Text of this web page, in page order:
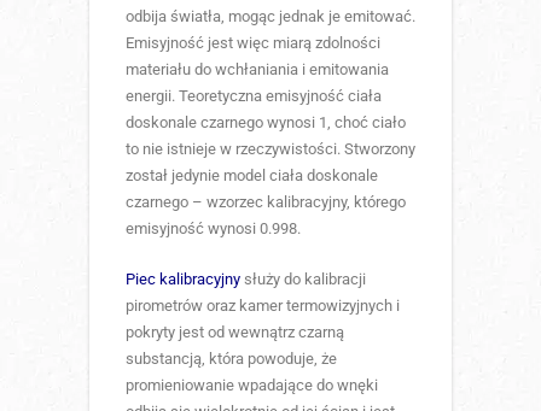
odbija światła, mogąc jednak je emitować.
Emisyjność jest więc miarą zdolności
materiału do wchłaniania i emitowania
energii. Teoretyczna emisyjność ciała
doskonale czarnego wynosi 1, choć ciało
to nie istnieje w rzeczywistości. Stworzony
został jedynie model ciała doskonale
czarnego – wzorzec kalibracyjny, którego
emisyjność wynosi 0.998.
Piec kalibracyjny służy do kalibracji
pirometrów oraz kamer termowizyjnych i
pokryty jest od wewnątrz czarną
substancją, która powoduje, że
promieniowanie wpadające do wnęki